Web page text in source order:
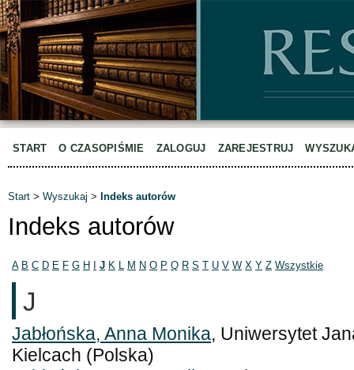
START O CZASOPIŚMIE ZALOGUJ ZAREJESTRUJ
Start > Wyszukaj > Indeks autorów
Indeks autorów
A B C D E F G H J K L M N O P Q R S T U V W X Y Z Wszystkie
J
Jabłońska, Anna Monika, Uniwersytet
Kielcach (Polska)